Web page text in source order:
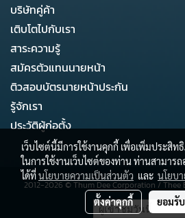
บริษัทคู่ค้า
เติบโตไปกับเรา
สาระความรู้
สมัครตัวแทนนายหน้า
ติวสอบบัตรนายหน้าประกัน
รู้จักเรา
ประวัติผู้ก่อตั้ง
2012-2026 ©Thum Dee Corporation /Thee
ผู้เข้าชมวันนี้
เว็บไซต์นี้มีการใช้งานคุกกี้ เพื่อเพิ่มประสิ
ในการใช้งานเว็บไซต์ของท่าน ท่านสามาร
ได้ที่นโยบายความเป็นส่วนตัว และ นโยบ
ตั้งค่าคุกกี้ ยอมรั